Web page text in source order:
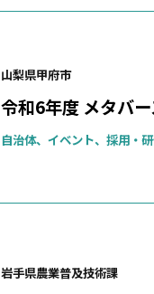
山梨県甲府市
令和6年度 メタバ
自治体、イベント、採用・
岩手県農業普及技術課